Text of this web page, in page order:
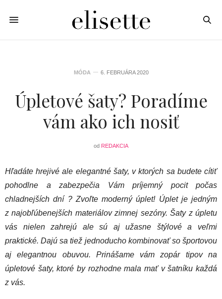
MÓDA 6. FEBRUÁRA 2020
Úpletové šaty? Poradíme
vám ako ich nosiť
od REDAKCIA
Hľadáte hrejivé ale elegantné šaty, v ktorých sa budete cítiť
pohodlne a zabezpečia Vám príjemný pocit počas
chladnejších dní ? Zvoľte moderný úplet! Úplet je jedným
z najobľúbenejších materiálov zimnej sezóny. Šaty z úpletu
vás nielen zahrejú ale sú aj užasne štýlové a veľmi
praktické. Dajú sa tiež jednoducho kombinovať so športovou
aj elegantnou obuvou. Prinášame vám zopár tipov na
úpletové šaty, ktoré by rozhodne mala mať v šatníku každá
z vás.